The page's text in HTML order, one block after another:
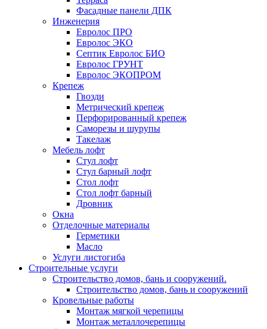
Фасадные панели ДПК
Инженерия
Евролос ПРО
Евролос ЭКО
Септик Евролос БИО
Евролос ГРУНТ
Евролос ЭКОПРОМ
Крепеж
Гвозди
Метрический крепеж
Перфорированный крепеж
Саморезы и шурупы
Такелаж
Мебель лофт
Стул лофт
Стул барный лофт
Стол лофт
Стол лофт барный
Дровник
Окна
Отделочные материалы
Герметики
Масло
Услуги листогиба
Строительные услуги
Строительство домов, бань и сооружений.
Строительство домов, бань и сооружений
Кровельные работы
Монтаж мягкой черепицы
Монтаж металлочерепицы